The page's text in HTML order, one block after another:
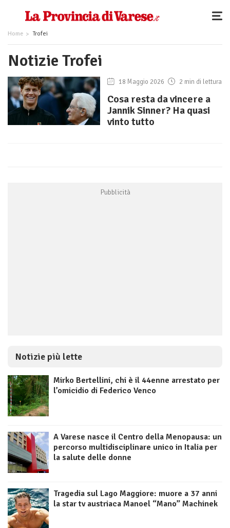
Home Trofei
Notizie Trofei
18 Maggio 2026 2 min di lettura
Cosa resta da vincere a
Jannik Sinner? Ha quasi
vinto tutto
Notizie più lette
Mirko Bertellini, chi è il 44enne arrestato per
l’omicidio di Federico Venco
A Varese nasce il Centro della Menopausa: un
percorso multidisciplinare unico in Italia per
la salute delle donne
Tragedia sul Lago Maggiore: muore a 37 anni
la star tv austriaca Manoel “Mano” Machinek